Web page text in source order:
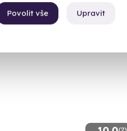
Upravit
Povolit vše